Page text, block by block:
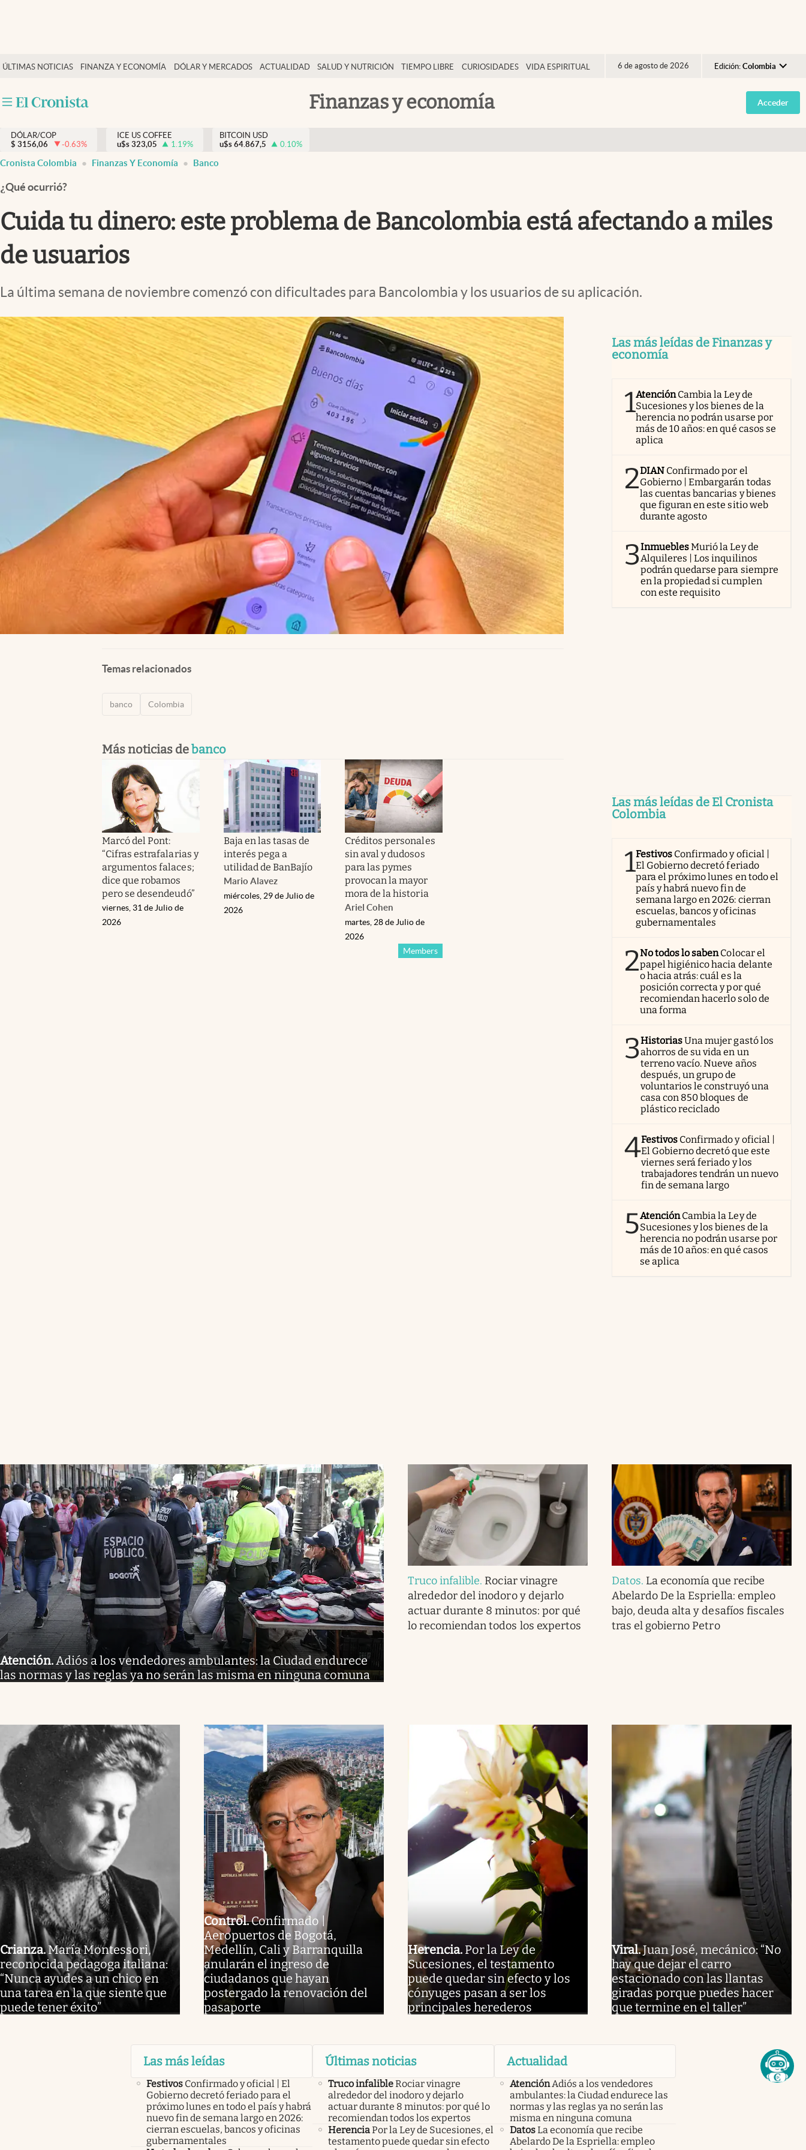
ÚLTIMAS NOTICIAS FINANZA Y ECONOMÍA DÓLAR Y MERCADOS ACTUALIDAD SALUD Y NUTRICIÓN TIEMPO LIBRE CURIOSIDADES VIDA ESPIRITUAL 6 de agosto de 2026 Edición: Colombia
Argentina
España
Finanzas y economía
Salud y nutrición
Tiempo libre
Dólar y mercados
Curiosidades
Acceder
DÓLAR/COP
$ 3156,06 -0.63%
ICE US COFFEE
u$s 323,05 1.19%
BITCOIN USD
u$s 64.867,5 0.10%
Cronista Colombia Finanzas Y Economía Banco
¿Qué ocurrió?
Cuida tu dinero: este problema de Bancolombia está afectando a miles
de usuarios
La última semana de noviembre comenzó con dificultades para Bancolombia y los usuarios de su aplicación.
Temas relacionados
banco Colombia
Más noticias debanco
Marcó del Pont:
“Cifras estrafalarias y
argumentos falaces;
dice que robamos
pero se desendeudó”
viernes, 31 de Julio de
2026
Baja en las tasas de
interés pega a
utilidad de BanBajío
Mario Alavez
miércoles, 29 de Julio de
2026
Créditos personales
sin aval y dudosos
para las pymes
provocan la mayor
mora de la historia
Ariel Cohen
Members
martes, 28 de Julio de
2026
Las más leídas de Finanzas y
economía
1AtenciónCambia la Ley de
Sucesiones y los bienes de la
herencia no podrán usarse por
más de 10 años: en qué casos se
aplica
2DIAN Confirmado por el
Gobierno | Embargarán todas
las cuentas bancarias y bienes
que figuran en este sitio web
durante agosto
3InmueblesMurió la Ley de
Alquileres | Los inquilinos
podrán quedarse para siempre
en la propiedad si cumplen
con este requisito
Las más leídas de El Cronista
Colombia
1Festivos Confirmado y oficial |
El Gobierno decretó feriado
para el próximo lunes en todo el
país y habrá nuevo fin de
semana largo en 2026: cierran
escuelas, bancos y oficinas
gubernamentales
2No todos lo sabenColocar el
papel higiénico hacia delante
o hacia atrás: cuál es la
posición correcta y por qué
recomiendan hacerlo solo de
una forma
3HistoriasUna mujer gastó los
ahorros de su vida en un
terreno vacío. Nueve años
después, un grupo de
voluntarios le construyó una
casa con 850 bloques de
plástico reciclado
4Festivos Confirmado y oficial |
El Gobierno decretó que este
viernes será feriado y los
trabajadores tendrán un nuevo
fin de semana largo
5AtenciónCambia la Ley de
Sucesiones y los bienes de la
herencia no podrán usarse por
más de 10 años: en qué casos
se aplica
Atención.Adiós a los vendedores ambulantes: la Ciudad endurece
las normas y las reglas ya no serán las misma en ninguna comuna
Truco infalible. Rociar vinagre
alrededor del inodoro y dejarlo
actuar durante 8 minutos: por qué
lo recomiendan todos los expertos
Datos. La economía que recibe
Abelardo De la Espriella: empleo
bajo, deuda alta y desafíos fiscales
tras el gobierno Petro
Crianza.María Montessori,
reconocida pedagoga italiana:
“Nunca ayudes a un chico en
una tarea en la que siente que
puede tener éxito”
Control.Confirmado |
Aeropuertos de Bogotá,
Medellín, Cali y Barranquilla
anularán el ingreso de
ciudadanos que hayan
postergado la renovación del
pasaporte
Herencia. Por la Ley de
Sucesiones, el testamento
puede quedar sin efecto y los
cónyuges pasan a ser los
principales herederos
Viral.Juan José, mecánico: “No
hay que dejar el carro
estacionado con las llantas
giradas porque puedes hacer
que termine en el taller”
Las más leídas
Festivos Confirmado y oficial | El
Gobierno decretó feriado para el
próximo lunes en todo el país y habrá
nuevo fin de semana largo en 2026:
cierran escuelas, bancos y oficinas
gubernamentales
Últimas noticias
Truco infalibleRociar vinagre
alrededor del inodoro y dejarlo
actuar durante 8 minutos: por qué lo
recomiendan todos los expertos
HerenciaPor la Ley de Sucesiones, el
testamento puede quedar sin efecto
Actualidad
AtenciónAdiós a los vendedores
ambulantes: la Ciudad endurece las
normas y las reglas ya no serán las
misma en ninguna comuna
DatosLa economía que recibe
Abelardo De la Espriella: empleo